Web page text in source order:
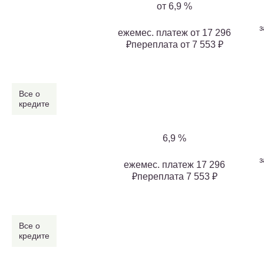
от 6,9 %
ежемес. платеж от 17 296
₽переплата от 7 553 ₽
Все о
кредите
6,9 %
ежемес. платеж 17 296
₽переплата 7 553 ₽
Все о
кредите